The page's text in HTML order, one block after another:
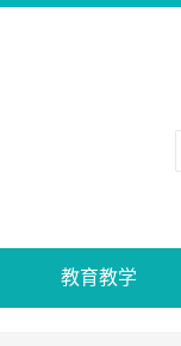
教育教学